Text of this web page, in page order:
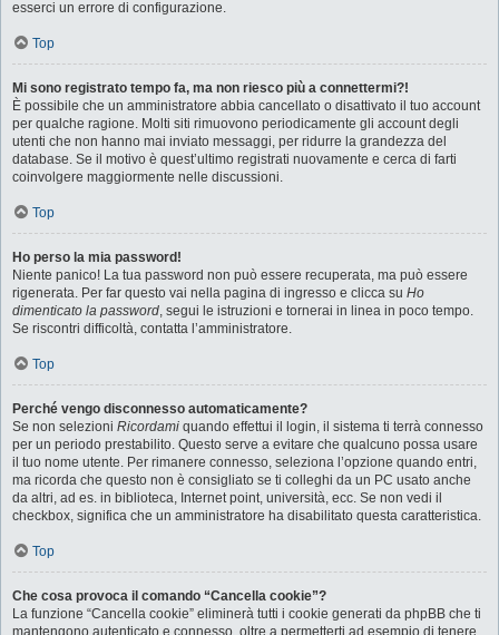
esserci un errore di configurazione.
Top
Mi sono registrato tempo fa, ma non riesco più a connettermi?!
È possibile che un amministratore abbia cancellato o disattivato il tuo account
per qualche ragione. Molti siti rimuovono periodicamente gli account degli
utenti che non hanno mai inviato messaggi, per ridurre la grandezza del
database. Se il motivo è quest’ultimo registrati nuovamente e cerca di farti
coinvolgere maggiormente nelle discussioni.
Top
Ho perso la mia password!
Niente panico! La tua password non può essere recuperata, ma può essere
rigenerata. Per far questo vai nella pagina di ingresso e clicca su Ho
dimenticato la password, segui le istruzioni e tornerai in linea in poco tempo.
Se riscontri difficoltà, contatta l’amministratore.
Top
Perché vengo disconnesso automaticamente?
Se non selezioni Ricordami quando effettui il login, il sistema ti terrà connesso
per un periodo prestabilito. Questo serve a evitare che qualcuno possa usare
il tuo nome utente. Per rimanere connesso, seleziona l’opzione quando entri,
ma ricorda che questo non è consigliato se ti colleghi da un PC usato anche
da altri, ad es. in biblioteca, Internet point, università, ecc. Se non vedi il
checkbox, significa che un amministratore ha disabilitato questa caratteristica.
Top
Che cosa provoca il comando “Cancella cookie”?
La funzione “Cancella cookie” eliminerà tutti i cookie generati da phpBB che ti
mantengono autenticato e connesso, oltre a permetterti ad esempio di tenere